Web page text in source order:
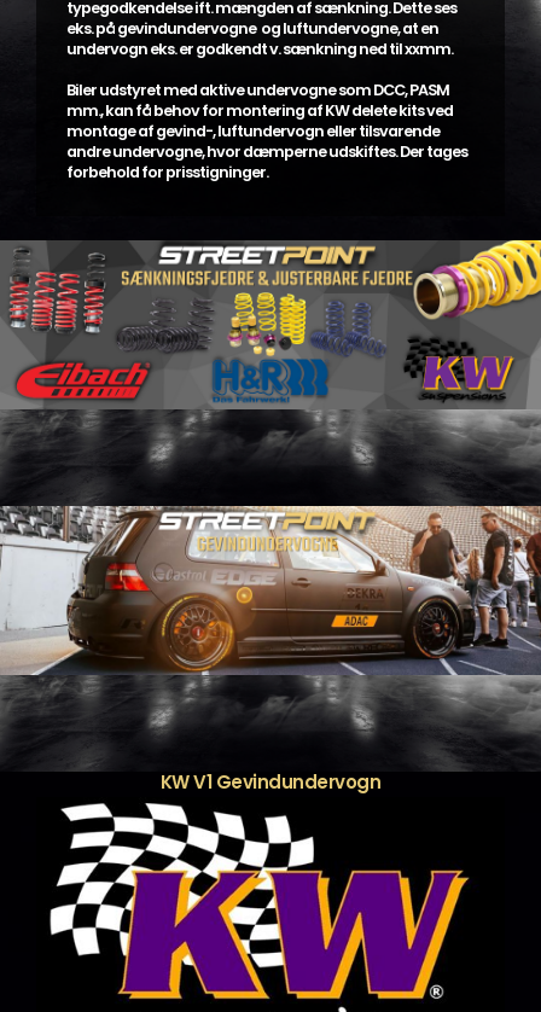
typegodkendelse ift. mængden af sænkning. Dette ses
eks. på gevindundervogne og luftundervogne, at en
undervogn eks. er godkendt v. sænkning ned til xxmm.
Biler udstyret med aktive undervogne som DCC, PASM
mm., kan få behov for montering af KW delete kits ved
montage af gevind-, luftundervogn eller tilsvarende
andre undervogne, hvor dæmperne udskiftes. Der tages
forbehold for prisstigninger.
KW V1 Gevindundervogn